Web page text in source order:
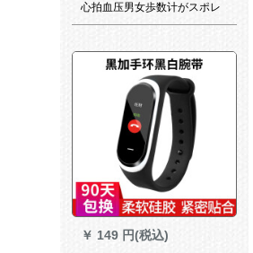
心拍血压男女歩数计がスポレ
ートを身につけています。フ
科学技術ブロック4世代
￥ 149 円(税込)